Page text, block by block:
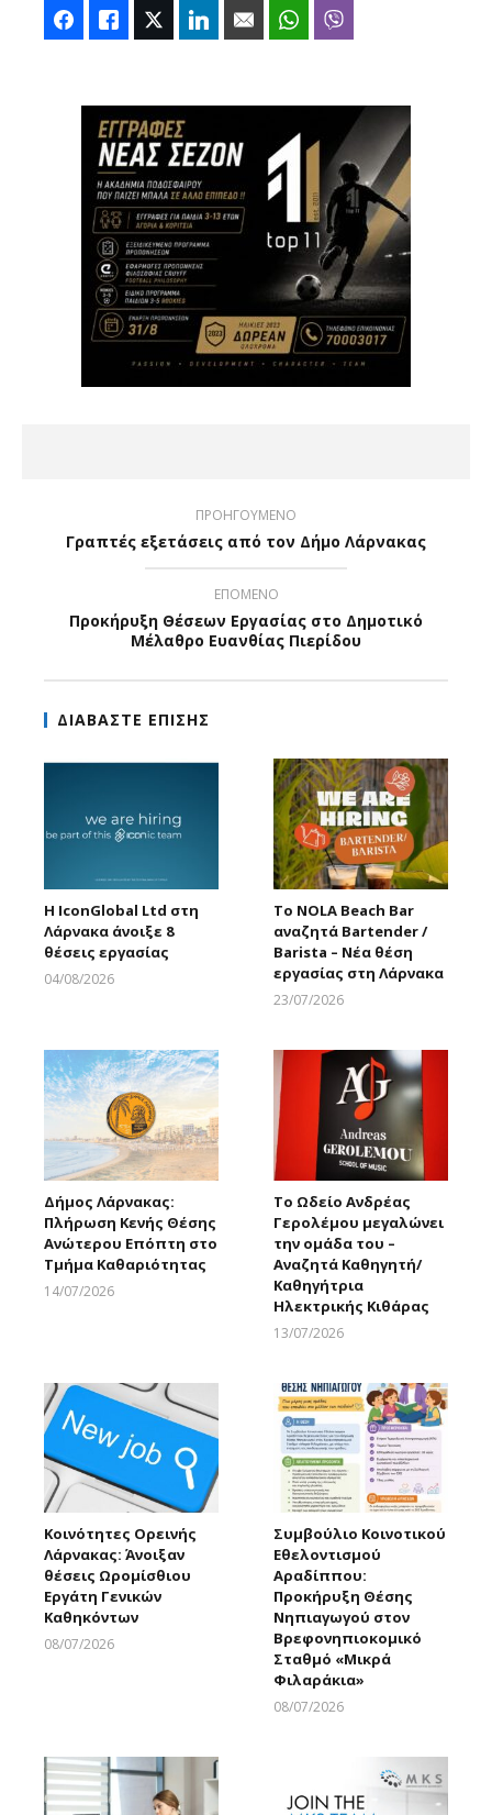
FacebookLike Twitter LinkedIn Email WhatsApp
ΠΡΟΗΓΟΥΜΕΝΟ
Γραπτές εξετάσεις από τον Δήμο Λάρνακας
ΕΠΟΜΕΝΟ
Προκήρυξη Θέσεων Εργασίας στο Δημοτικό
Μέλαθρο Ευανθίας Πιερίδου
ΔΙΑΒΑΣΤΕ ΕΠΙΣΗΣ
Η IconGlobal Ltd στη
Λάρνακα άνοιξε 8
θέσεις εργασίας
04/08/2026
Το NOLA Beach Bar
αναζητά Bartender /
Barista – Νέα θέση
εργασίας στη Λάρνακα
23/07/2026
Δήμος Λάρνακας:
Πλήρωση Κενής Θέσης
Ανώτερου Επόπτη στο
Τμήμα Καθαριότητας
14/07/2026
Το Ωδείο Ανδρέας
Γερολέμου μεγαλώνει
την ομάδα του –
Αναζητά Καθηγητή/
Καθηγήτρια
Ηλεκτρικής Κιθάρας
13/07/2026
Κοινότητες Ορεινής
Λάρνακας: Άνοιξαν
θέσεις Ωρομίσθιου
Εργάτη Γενικών
Καθηκόντων
08/07/2026
Συμβούλιο Κοινοτικού
Εθελοντισμού
Αραδίππου:
Προκήρυξη Θέσης
Νηπιαγωγού στον
Βρεφονηπιοκομικό
Σταθμό «Μικρά
Φιλαράκια»
08/07/2026